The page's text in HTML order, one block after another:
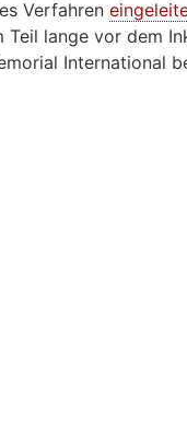
Verfahren
lange vor dem
International